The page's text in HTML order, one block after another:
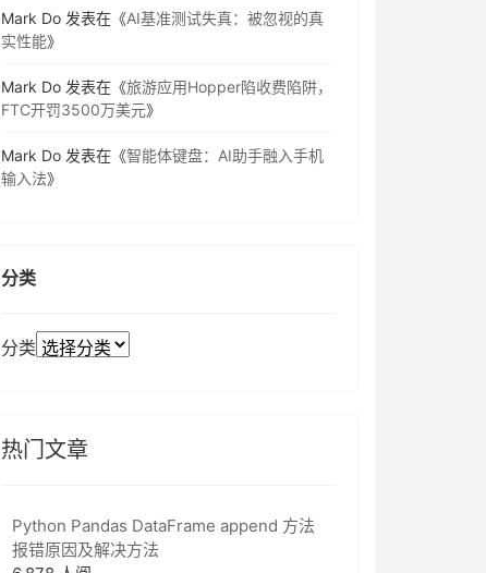
Mark Do 发表在《AI基准测试失真：被忽视的真
实性能》
Mark Do 发表在《旅游应用Hopper陷收费陷阱，
FTC开罚3500万美元》
Mark Do 发表在《智能体键盘：AI助手融入手机
输入法》
分类
分类
热门文章
Python Pandas DataFrame append 方法
报错原因及解决方法